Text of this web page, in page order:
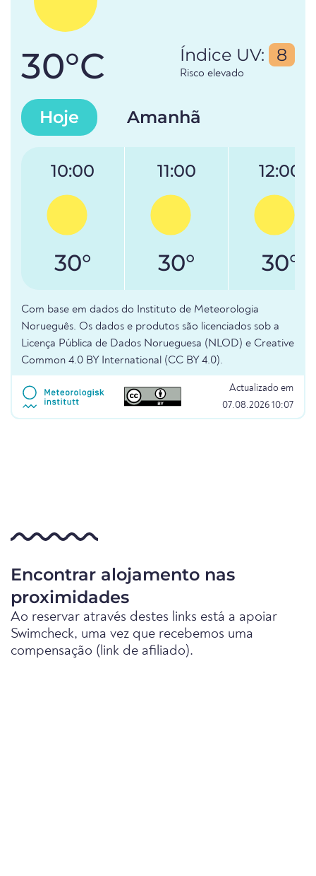
30°C Índice UV: 8
Risco elevado
Hoje Amanhã
10:00
30°
11:00
30°
12:00
30°
Com base em dados do Instituto de Meteorologia
Norueguês. Os dados e produtos são licenciados sob a
Licença Pública de Dados Norueguesa (NLOD) e Creative
Common 4.0 BY International (CC BY 4.0).
Actualizado em
07.08.2026 10:07
Encontrar alojamento nas
proximidades
Ao reservar através destes links está a apoiar
Swimcheck, uma vez que recebemos uma
compensação (link de afiliado).